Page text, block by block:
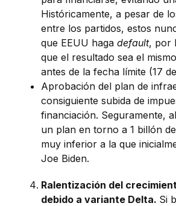
Históricamente, a pesar de
entre los partidos, estos
que EEUU haga default, por
que el resultado sea el
antes de la fecha límite (17
Aprobación del plan de
consiguiente subida de
financiación. Seguramente,
un plan en torno a 1 billón
muy inferior a la que
Joe Biden.
Ralentización del
debido a variante Delta. Si